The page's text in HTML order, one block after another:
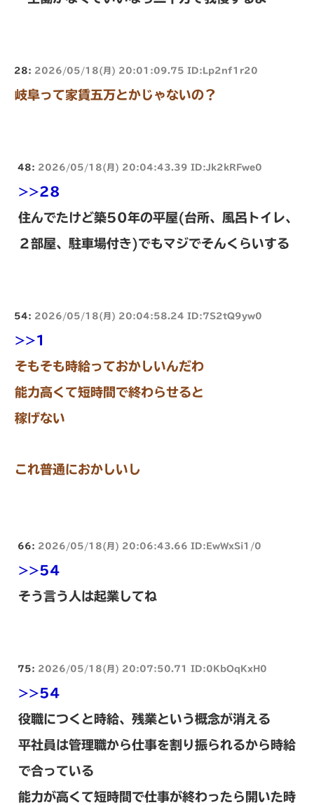
28: 2026/05/18(月) 20:01:09.75 ID:Lp2nf1r20
岐阜って家賃五万とかじゃないの？
48: 2026/05/18(月) 20:04:43.39 ID:Jk2kRFwe0
>>28
住んでたけど築50年の平屋(台所、風呂トイレ、
２部屋、駐車場付き)でもマジでそんくらいする
54: 2026/05/18(月) 20:04:58.24 ID:7S2tQ9yw0
>>1
そもそも時給っておかしいんだわ
能力高くて短時間で終わらせると
稼げない
これ普通におかしいし
66: 2026/05/18(月) 20:06:43.66 ID:EwWxSi1/0
>>54
そう言う人は起業してね
75: 2026/05/18(月) 20:07:50.71 ID:0KbOqKxH0
>>54
役職につくと時給、残業という概念が消える
平社員は管理職から仕事を割り振られるから時給
で合っている
能力が高くて短時間で仕事が終わったら開いた時